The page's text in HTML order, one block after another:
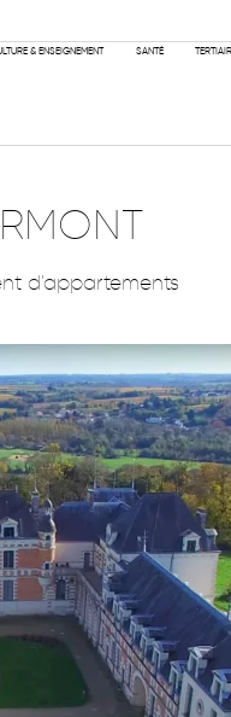
PHILOSOPHIE
& ENSEIGNEMENT SANTÉ
d’appartements